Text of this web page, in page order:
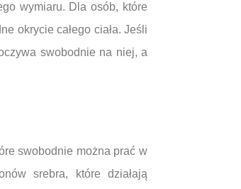
wymiaru. Dla osób, które
okrycie całego ciała. Jeśli
swobodnie na niej, a
swobodnie można prać w
srebra, które działają